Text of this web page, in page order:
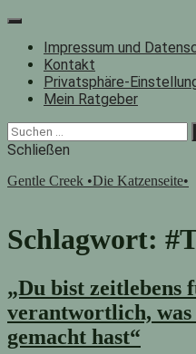
Zum
springenImpressum und
Kontakt
Privatsphäre-
Mein Ratgeber
Facebook
Instagram
"Suche"-
Button
Suchen
nach:
Schließen
Gentle Creek •Die Katzenseite•
Schlagwort:
„Du bist zeitlebens
verantwortlich,
gemacht hast“